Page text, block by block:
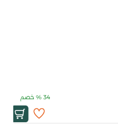
34
% خصم